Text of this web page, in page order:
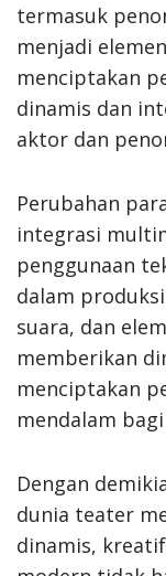
termasuk
menjadi
menciptakan
dinamis dan
aktor dan
Perubahan
integrasi
penggunaan
dalam
suara, dan
memberikan
menciptakan
mendalam
Dengan
dunia teater
dinamis,